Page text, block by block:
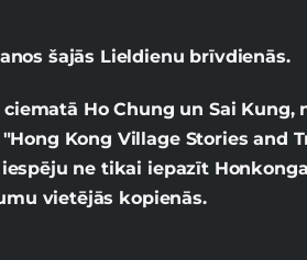
šajās Lieldienu brīvdienās.
ciematā Ho Chung un Sai Kung,
Kong Village Stories and
ne tikai iepazīt
vietējās kopienās.